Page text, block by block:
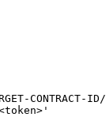
CONTRACT-
'